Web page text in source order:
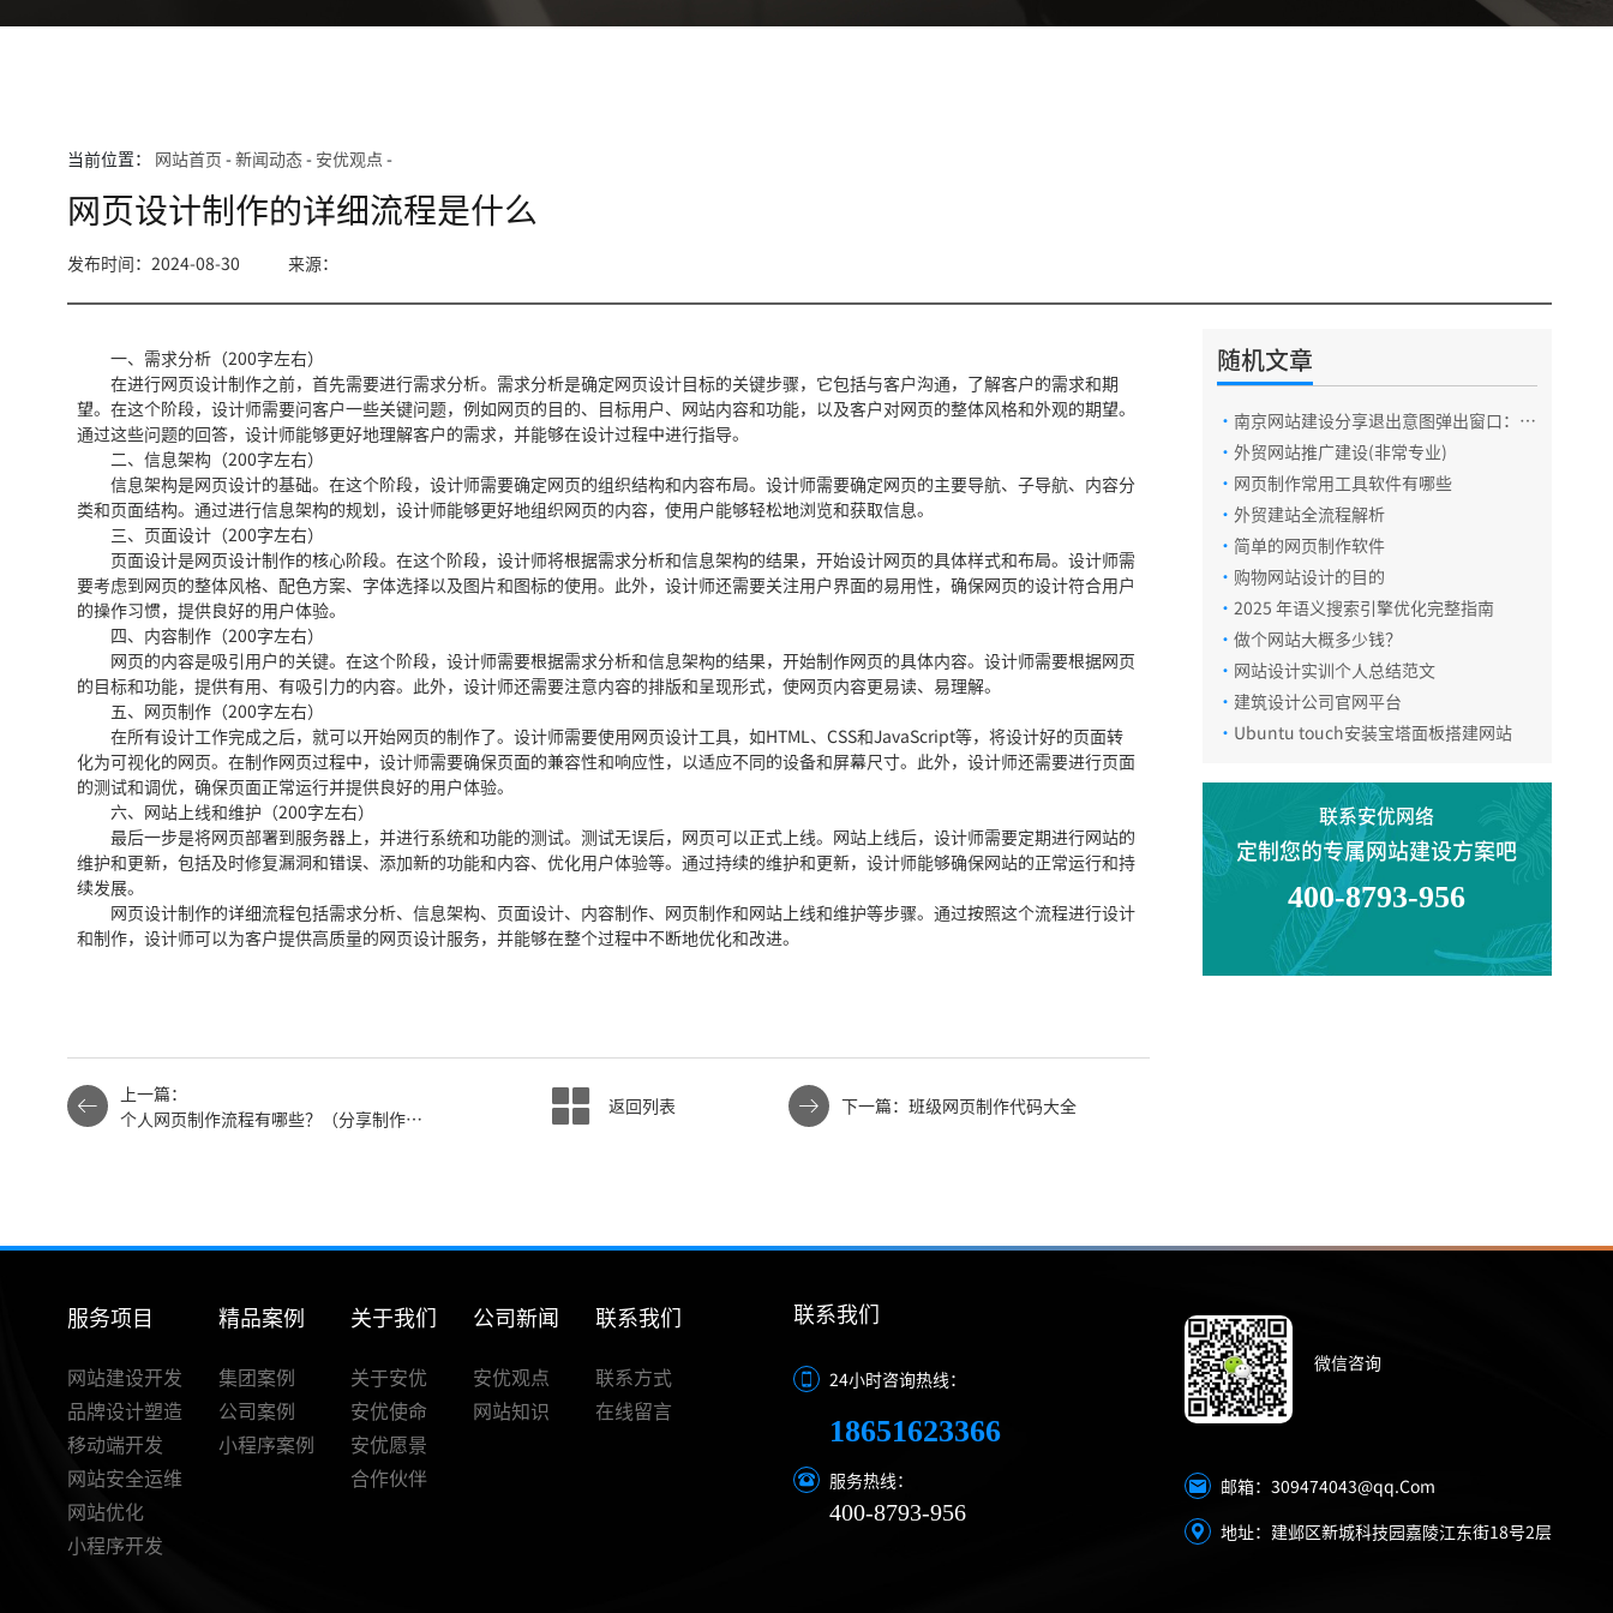
当前位置： 网站首页 -新闻动态- 安优观点 -
网页设计制作的详细流程是什么
发布时间：2024-08-30 来源：
一、需求分析（200字左右）
在进行网页设计制作之前，首先需要进行需求分析。需求分析是确定网页设计目标的关键步骤，它包括与客户沟通，了解客户的需求和期
望。在这个阶段，设计师需要问客户一些关键问题，例如网页的目的、目标用户、网站内容和功能，以及客户对网页的整体风格和外观的期望。
通过这些问题的回答，设计师能够更好地理解客户的需求，并能够在设计过程中进行指导。
二、信息架构（200字左右）
信息架构是网页设计的基础。在这个阶段，设计师需要确定网页的组织结构和内容布局。设计师需要确定网页的主要导航、子导航、内容分
类和页面结构。通过进行信息架构的规划，设计师能够更好地组织网页的内容，使用户能够轻松地浏览和获取信息。
三、页面设计（200字左右）
页面设计是网页设计制作的核心阶段。在这个阶段，设计师将根据需求分析和信息架构的结果，开始设计网页的具体样式和布局。设计师需
要考虑到网页的整体风格、配色方案、字体选择以及图片和图标的使用。此外，设计师还需要关注用户界面的易用性，确保网页的设计符合用户
的操作习惯，提供良好的用户体验。
四、内容制作（200字左右）
网页的内容是吸引用户的关键。在这个阶段，设计师需要根据需求分析和信息架构的结果，开始制作网页的具体内容。设计师需要根据网页
的目标和功能，提供有用、有吸引力的内容。此外，设计师还需要注意内容的排版和呈现形式，使网页内容更易读、易理解。
五、网页制作（200字左右）
在所有设计工作完成之后，就可以开始网页的制作了。设计师需要使用网页设计工具，如HTML、CSS和JavaScript等，将设计好的页面转
化为可视化的网页。在制作网页过程中，设计师需要确保页面的兼容性和响应性，以适应不同的设备和屏幕尺寸。此外，设计师还需要进行页面
的测试和调优，确保页面正常运行并提供良好的用户体验。
六、网站上线和维护（200字左右）
最后一步是将网页部署到服务器上，并进行系统和功能的测试。测试无误后，网页可以正式上线。网站上线后，设计师需要定期进行网站的
维护和更新，包括及时修复漏洞和错误、添加新的功能和内容、优化用户体验等。通过持续的维护和更新，设计师能够确保网站的正常运行和持
续发展。
网页设计制作的详细流程包括需求分析、信息架构、页面设计、内容制作、网页制作和网站上线和维护等步骤。通过按照这个流程进行设计
和制作，设计师可以为客户提供高质量的网页设计服务，并能够在整个过程中不断地优化和改进。
上一篇：
个人网页制作流程有哪些？（分享制作个
返回列表 下一篇：班级网页制作代码大全
随机文章
· 南京网站建设分享退出意图弹出窗口：创
建可转换的有效退出弹出窗口的指南
· 外贸网站推广建设(非常专业)
· 网页制作常用工具软件有哪些
· 外贸建站全流程解析
· 简单的网页制作软件
· 购物网站设计的目的
· 2025 年语义搜索引擎优化完整指南
· 做个网站大概多少钱？
· 网站设计实训个人总结范文
· 建筑设计公司官网平台
· Ubuntu touch安装宝塔面板搭建网站
联系安优网络
定制您的专属网站建设方案吧
400-8793-956
服务项目
网站建设开发
品牌设计塑造
移动端开发
网站安全运维
网站优化
小程序开发
精品案例
集团案例
公司案例
小程序案例
关于我们
关于安优
安优使命
安优愿景
合作伙伴
公司新闻
安优观点
网站知识
联系我们
联系方式
在线留言
联系我们
24小时咨询热线：
18651623366
服务热线：
400-8793-956
微信咨询
邮箱： 309474043@qq.Com
地址：建邺区新城科技园嘉陵江东街18号2层